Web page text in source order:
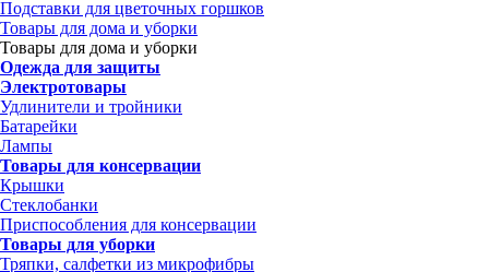
Подставки для цветочных горшков
Товары для дома и уборки
Товары для дома и уборки
Одежда для защиты
Электротовары
Удлинители и тройники
Батарейки
Лампы
Товары для консервации
Крышки
Стеклобанки
Приспособления для консервации
Товары для уборки
Тряпки, салфетки из микрофибры